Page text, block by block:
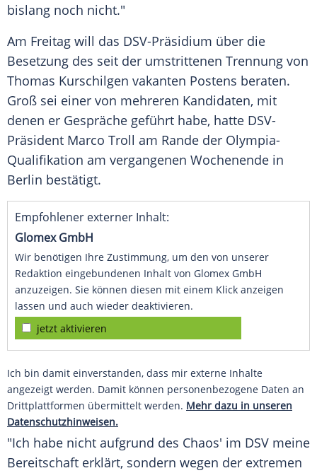
bislang noch nicht."
Am Freitag will das DSV-Präsidium über die
Besetzung des seit der umstrittenen Trennung von
Thomas Kurschilgen vakanten Postens beraten.
Groß sei einer von mehreren Kandidaten, mit
denen er Gespräche geführt habe, hatte DSV-
Präsident Marco Troll am Rande der Olympia-
Qualifikation am vergangenen Wochenende in
Berlin bestätigt.
Empfohlener externer Inhalt:
Glomex GmbH
Wir benötigen Ihre Zustimmung, um den von unserer
Redaktion eingebundenen Inhalt von Glomex GmbH
anzuzeigen. Sie können diesen mit einem Klick anzeigen
lassen und auch wieder deaktivieren.
jetzt aktivieren
Ich bin damit einverstanden, dass mir externe Inhalte
angezeigt werden. Damit können personenbezogene Daten an
Drittplattformen übermittelt werden. Mehr dazu in unseren
Datenschutzhinweisen.
"Ich habe nicht aufgrund des Chaos' im DSV meine
Bereitschaft erklärt, sondern wegen der extremen